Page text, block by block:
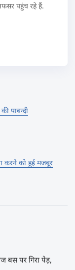
पहुंच रहे हैं.
पाबन्दी
करने को हुई मजबूर
बस पर गिरा पेड़,